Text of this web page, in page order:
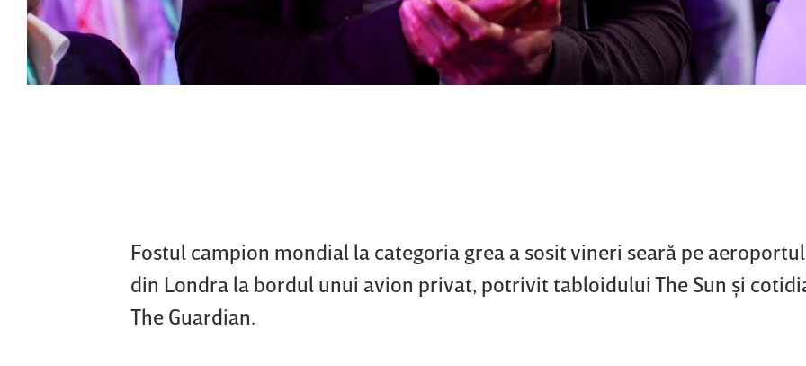
Fostul campion mondial la categoria grea a sosit vineri seară pe
din Londra la bordul unui avion privat, potrivit tabloidului The Sun şi
The Guardian.